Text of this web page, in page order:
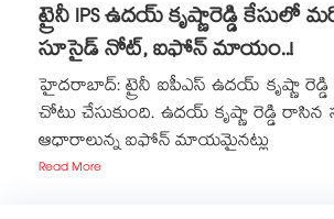
ట్రైనీ IPS ఉదయ్‌ కృష్ణారెడ్డి కేసులో
సూసైడ్‌ నోట్‌, ఐఫోన్‌ మాయం..!
హైదరాబాద్: ట్రైనీ ఐపీఎస్ ఉదయ్ కృష్ణా రెడ్డి
చోటు చేసుకుంది. ఉదయ్ కృష్ణా రెడ్డి
ఆధారాలున్న ఐఫోన్ మాయమైనట్లు
Read More